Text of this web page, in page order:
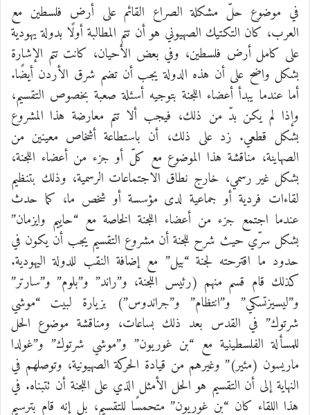
في موضوع حلّ مشكلة الصراع القائم على أرض فلسطين مع
العرب، كان التكتيك الصهيوني هو أن تتم المطالبة أولًا بدولة يهودية
على كامل أرض فلسطين، وفي بعض الأحيان، كانت تتم الإشارة
بشكل واضح على أن هذه الدولة يجب أن تضم شرق الأردن أيضًا.
أما عندما يبدأ أعضاء اللجنة بتوجيه أسئلة صعبة بخصوص التقسيم،
وإذا لم يكن بدّ من ذلك، فيجب ألا تتم معارضة هذا المشروع
بشكل قطعي. زد على ذلك، أن باستطاعة أشخاص معينين من
الصهاينة، مناقشة هذا الموضوع مع كلّ أو جزء من أعضاء اللجنة،
بشكل غير رسمي، خارج نطاق الاجتماعات الرسمية، وذلك بتنظيم
لقاءات فردية أو جماعية لدى مؤسسة أو شخص ما، كما حدث
عندما اجتمع جزء من أعضاء اللجنة الخاصة مع “حاييم وايزمان”
بشكل سرّي حيث شرح للجنة أن مشروع التقسيم يجب أن يكون في
حدود ما اقترحته لجنة “بيل” مع إضافة النقب للدولة اليهودية.
كذلك قام قسم منهم (رئيس اللجنة، و”راند” و”بلوم” و”سارتر”
و”ليسيزتسكي” و”انتظام” و”جراندوس”) بزيارة لبيت “موشي
شرتوك” في القدس بعد ذلك بساعات، ومناقشة موضوع الحل
للمسألة الفلسطينية مع “بن غوريون” و”موشي شرتوك” و”غولدا
ماريسون (مئير)” وغيرهم من قيادة الحركة الصهيونية، وتوصلهم في
النهاية إلى أن التقسيم هو الحل الأمثل الذي على اللجنة أن تتبناه. في
هذا اللقاء كان “بن غوريون” متحمسًا للتقسيم، بل إنه قام بترسيم